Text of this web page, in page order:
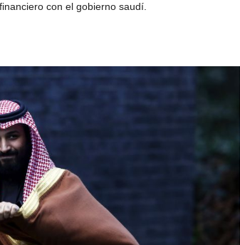
con el gobierno saudí.